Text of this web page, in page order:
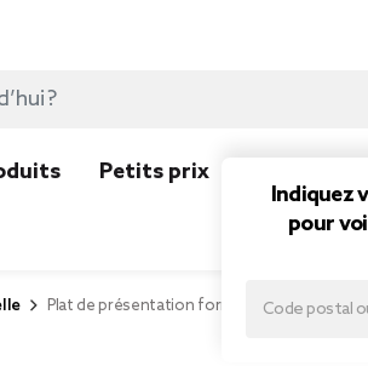
Indiquez
pour
Petits prix
Plat de présentation forme main de Fatma en